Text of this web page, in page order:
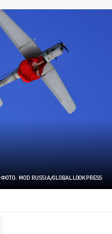
ФОТО: MOD RUSSIA/GLOBALLOOKPRESS